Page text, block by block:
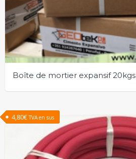
Boîte de mortier expansif 20kgs
4,80€ TVA en sus